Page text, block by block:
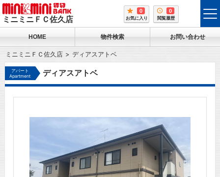
ミニミニＦＣ佐久店
0
お気に入り
0
閲覧履歴
HOME 物件検索 お問い合わせ
ミニミニＦＣ佐久店 ディアスアトベ
アパート
Apartment
ディアスアトベ